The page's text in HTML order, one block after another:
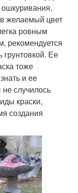
желаемый цвет
ровным
рекомендуется
грунтовкой. Ее
тоже
и ее
случилось
краски,
создания